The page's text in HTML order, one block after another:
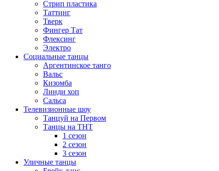
Стрип пластика
Таттинг
Тверк
Фингер Тат
Флексинг
Электро
Социальные танцы
Аргентинское танго
Вальс
Кизомба
Линди хоп
Сальса
Телевизионные шоу
Танцуй на Первом
Танцы на ТНТ
1 сезон
2 сезон
3 сезон
Уличные танцы